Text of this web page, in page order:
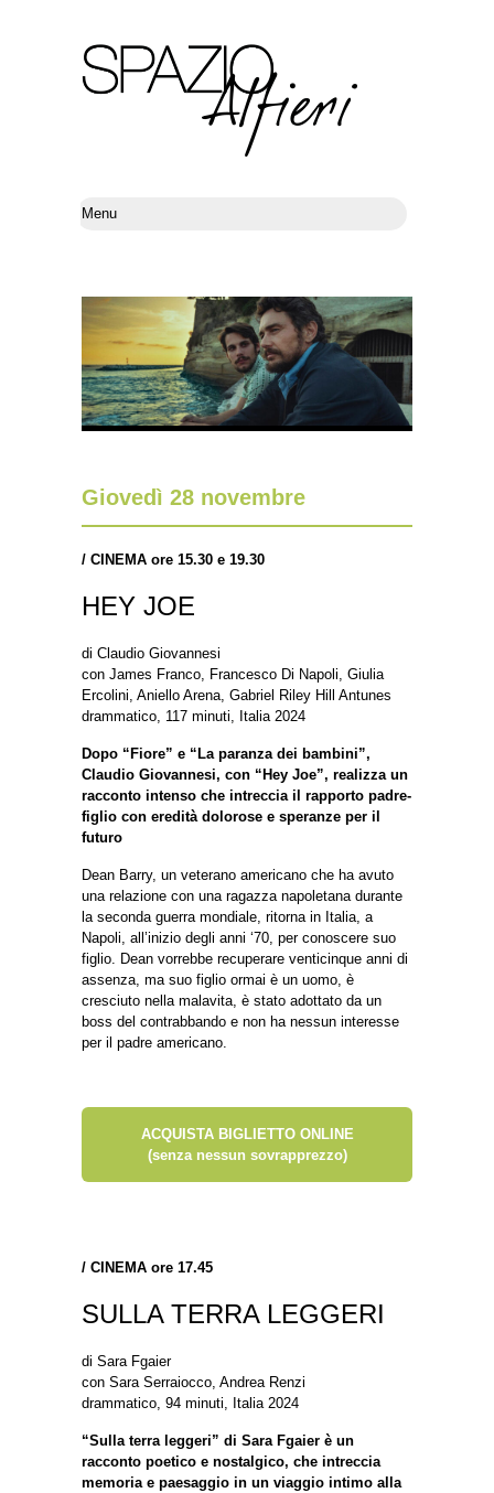
Giovedì 28 novembre
/ CINEMA ore 15.30 e 19.30
HEY JOE
di Claudio Giovannesi
con James Franco, Francesco Di Napoli, Giulia
Ercolini, Aniello Arena, Gabriel Riley Hill Antunes
drammatico, 117 minuti, Italia 2024
Dopo “Fiore” e “La paranza dei bambini”,
Claudio Giovannesi, con “Hey Joe”, realizza un
racconto intenso che intreccia il rapporto padre-
figlio con eredità dolorose e speranze per il
futuro
Dean Barry, un veterano americano che ha avuto
una relazione con una ragazza napoletana durante
la seconda guerra mondiale, ritorna in Italia, a
Napoli, all’inizio degli anni ‘70, per conoscere suo
figlio. Dean vorrebbe recuperare venticinque anni di
assenza, ma suo figlio ormai è un uomo, è
cresciuto nella malavita, è stato adottato da un
boss del contrabbando e non ha nessun interesse
per il padre americano.
ACQUISTA BIGLIETTO ONLINE
(senza nessun sovrapprezzo)
/ CINEMA ore 17.45
SULLA TERRA LEGGERI
di Sara Fgaier
con Sara Serraiocco, Andrea Renzi
drammatico, 94 minuti, Italia 2024
“Sulla terra leggeri” di Sara Fgaier è un
racconto poetico e nostalgico, che intreccia
memoria e paesaggio in un viaggio intimo alla